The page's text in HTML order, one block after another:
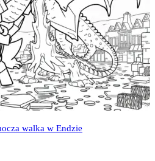
walka w Endzie